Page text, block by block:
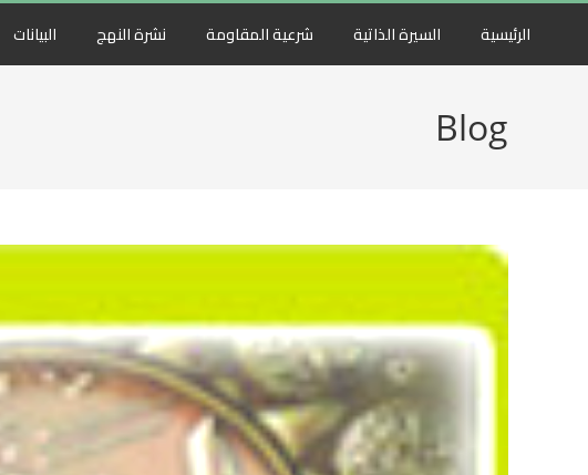
الرئيسية السيرة الذاتية شرعية المقاومة نشرة النهج البيانات
Blog